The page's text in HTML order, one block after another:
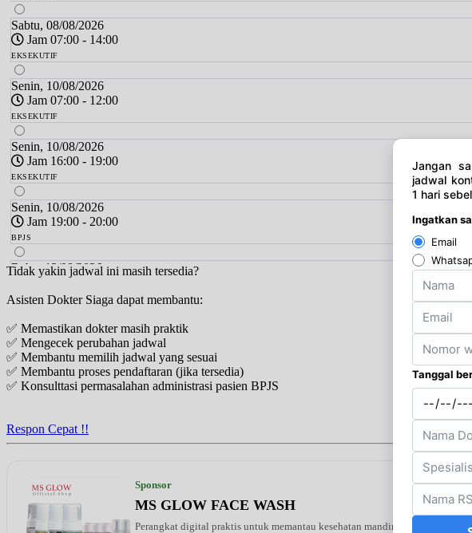
Sabtu, 08/08/2026
Jam 07:00 - 14:00
EKSEKUTIF
Senin, 10/08/2026
Jam 07:00 - 12:00
EKSEKUTIF
Senin, 10/08/2026
Jam 16:00 - 19:00
EKSEKUTIF
Senin, 10/08/2026
Jam 19:00 - 20:00
BPJS
Rabu, 12/08/2026
Jam 07:00 - 12:00
EKSEKUTIF
Jumat, 14/08/2026
Jam 16:00 - 19:00
EKSEKUTIF
Sabtu, 15/08/2026
Senin, 17/08/2026
Jam 16:00 - 19:00
Tidak yakin jadwal ini masih tersedia?
Asisten Dokter Siaga dapat membantu:
✅ Memastikan dokter masih praktik
✅ Mengecek perubahan jadwal
✅ Membantu memilih jadwal yang sesuai
✅ Membantu proses pendaftaran (jika tersedia)
✅ Konsulttasi permasalahan administrasi pasien BPJS
Respon Cepat !!
Sponsor
MS GLOW FACE WASH
Perangkat digital praktis untuk memantau kesehatan mandiri di rumah. Alat